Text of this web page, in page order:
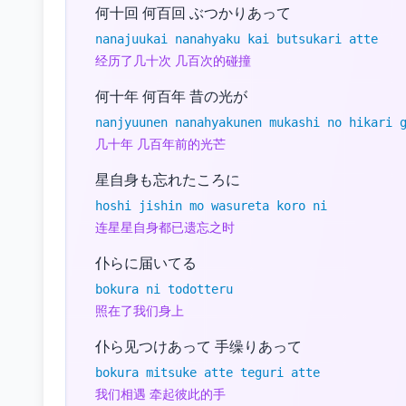
何十回 何百回 ぶつかりあって
nanajuukai nanahyaku kai butsukari atte
经历了几十次 几百次的碰撞
何十年 何百年 昔の光が
nanjyuunen nanahyakunen mukashi no hikari
几十年 几百年前的光芒
星自身も忘れたころに
hoshi jishin mo wasureta koro ni
连星星自身都已遗忘之时
仆らに届いてる
bokura ni todotteru
照在了我们身上
仆ら见つけあって 手缲りあって
bokura mitsuke atte teguri atte
我们相遇 牵起彼此的手